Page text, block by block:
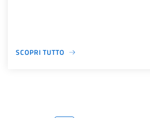
SCOPRI TUTTO